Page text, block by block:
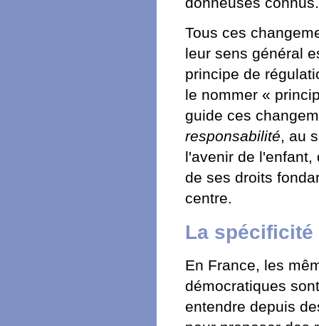
Tous ces
leur sens général
principe de
le nommer «
guide ces
responsabilité, au
l'avenir de
de ses droits
centre.
La
En France, les
démocratiques
entendre depuis